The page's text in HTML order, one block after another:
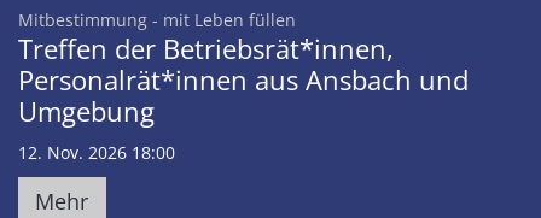
Mitbestimmung - mit Leben füllen
Treffen der Betriebsrät*innen,
Personalrät*innen aus Ansbach und
Umgebung
12. Nov. 2026 18:00
Mehr